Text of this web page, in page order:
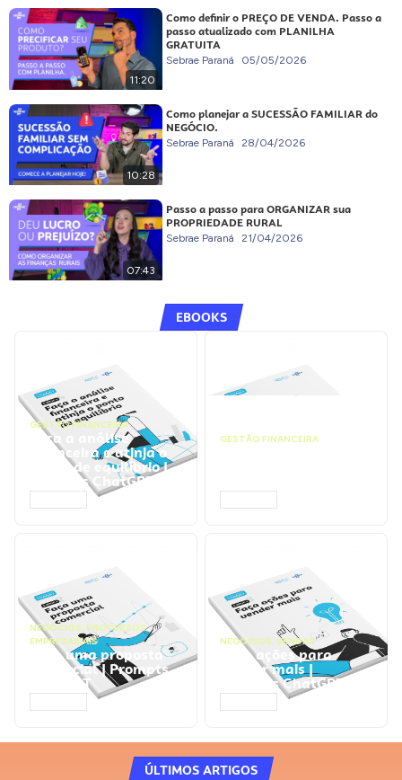
11:20
Como definir o PREÇO DE VENDA. Passo a
passo atualizado com PLANILHA
GRATUITA
Sebrae Paraná 05/05/2026
10:28
Como planejar a SUCESSÃO FAMILIAR do
NEGÓCIO.
Sebrae Paraná 28/04/2026
07:43
Passo a passo para ORGANIZAR sua
PROPRIEDADE RURAL
Sebrae Paraná 21/04/2026
EBOOKS
GESTÃO FINANCEIRA
Faça a análise
financeira e atinja o
ponto de equilíbrio |
Prompts ChatGPT
GESTÃO FINANCEIRA
NEGÓCIOS, PROCESSOS
EMPRESARIAIS
Faça uma proposta
comercial | Prompts
ChatGPT
NEGÓCIOS, VENDAS
Faça ações para
vender mais |
Prompts ChatGPT
ÚLTIMOS ARTIGOS